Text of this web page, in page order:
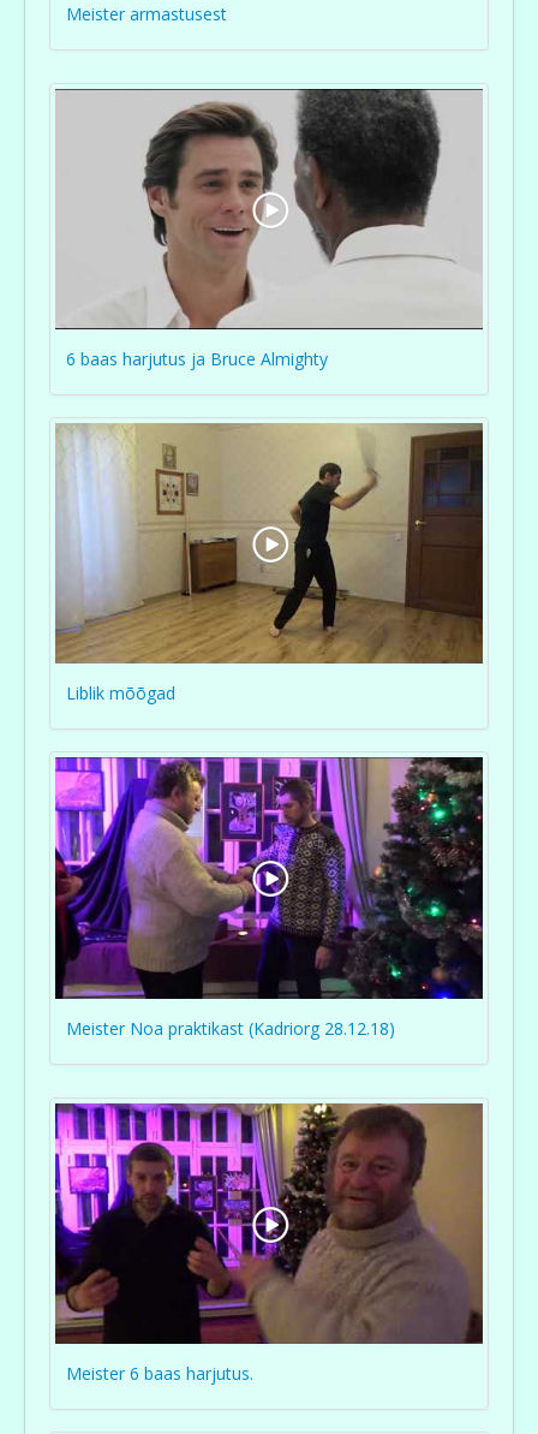
Meister armastusest
6 baas harjutus ja Bruce Almighty
Liblik mõõgad
Meister Noa praktikast (Kadriorg 28.12.18)
Meister 6 baas harjutus.